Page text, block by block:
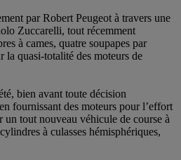
par Robert Peugeot à travers une
Zuccarelli, tout récemment
à cames, quatre soupapes par
la quasi-totalité des moteurs de
bien avant toute décision
fournissant des moteurs pour l’effort
un tout nouveau véhicule de course à
à culasses hémisphériques,